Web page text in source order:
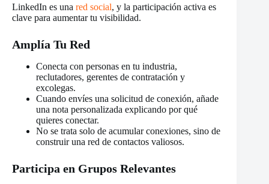
LinkedIn es una red social, y la participación activa es
clave para aumentar tu visibilidad.
Amplía Tu Red
Conecta con personas en tu industria,
reclutadores, gerentes de contratación y
excolegas.
Cuando envíes una solicitud de conexión, añade
una nota personalizada explicando por qué
quieres conectar.
No se trata solo de acumular conexiones, sino de
construir una red de contactos valiosos.
Participa en Grupos Relevantes